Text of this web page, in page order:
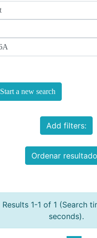
Start a new search
Add filters:
Ordenar
Results 1-1 of 1 (Search
seconds).